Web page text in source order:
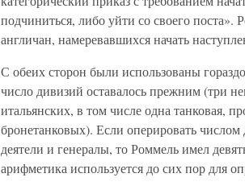
подчиниться, либо уйти со своего
англичан, намеревавшихся начать
С обеих сторон были использованы
число дивизий оставалось прежним (три
итальянских, в том числе одна танковая,
бронетанковых). Если оперировать
деятели и генералы, то Роммель имел
арифметика используется до сих пор для